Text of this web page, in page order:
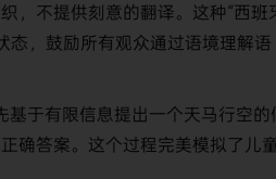
，不提供刻意的翻译。这种“西班
态，鼓励所有观众通过语境理解语
基于有限信息提出一个天马行空的
确答案。这个过程完美模拟了儿